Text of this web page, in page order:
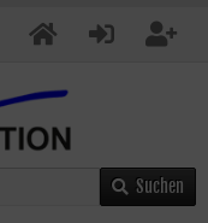
Suchen